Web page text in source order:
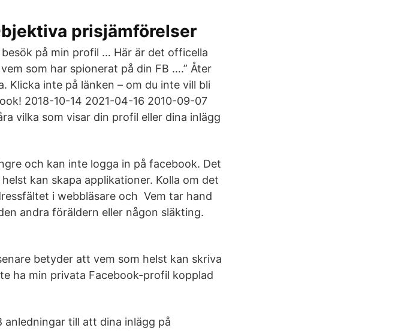
prisjämförelser
besök på min profil … Här är det officella
som har spionerat på din FB ….” Åter
Klicka inte på länken – om du inte vill bli
2018-10-14 2021-04-16 2010-09-07
vilka som visar din profil eller dina inlägg
och kan inte logga in på facebook. Det
kan skapa applikationer. Kolla om det
i webbläsare och Vem tar hand
andra föräldern eller någon släkting.
betyder att vem som helst kan skriva
ha min privata Facebook-profil kopplad
till att dina inlägg på